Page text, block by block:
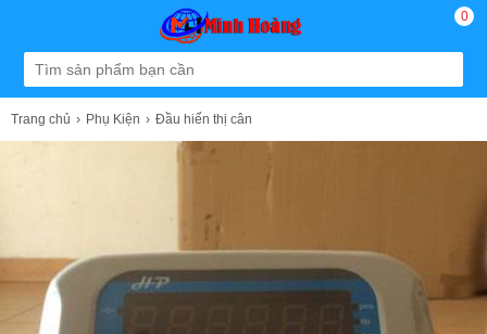
0
Trang chủ Phụ Kiện Đầu hiển thị cân